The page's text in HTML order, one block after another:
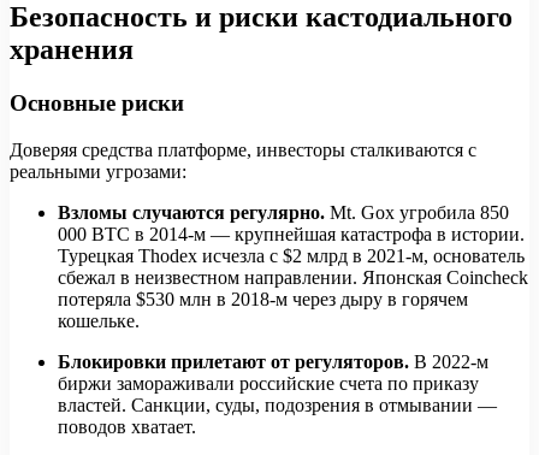
Безопасность и риски кастодиального
хранения
Основные риски
Доверяя средства платформе, инвесторы сталкиваются с
реальными угрозами:
Взломы случаются регулярно. Mt. Gox угробила 850
000 BTC в 2014-м — крупнейшая катастрофа в истории.
Турецкая Thodex исчезла с $2 млрд в 2021-м, основатель
сбежал в неизвестном направлении. Японская Coincheck
потеряла $530 млн в 2018-м через дыру в горячем
кошельке.
Блокировки прилетают от регуляторов. В 2022-м
биржи замораживали российские счета по приказу
властей. Санкции, суды, подозрения в отмывании —
поводов хватает.